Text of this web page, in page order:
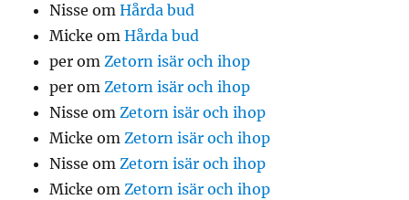
Nisse omHårda bud
Micke omHårda bud
per omZetorn isär och ihop
per omZetorn isär och ihop
Nisse omZetorn isär och ihop
Micke omZetorn isär och ihop
Nisse omZetorn isär och ihop
Micke omZetorn isär och ihop